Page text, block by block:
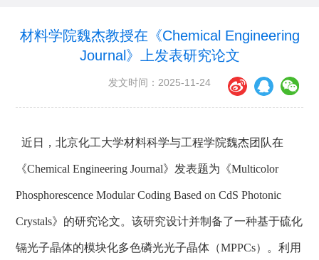
材料学院魏杰教授在《Chemical Engineering
Journal》上发表研究论文
发文时间：2025-11-24
近日，北京化工大学材料科学与工程学院魏杰团队在
《Chemical Engineering Journal》 发表题为 《Multicolor
Phosphorescence Modular Coding Based on CdS Photonic
Crystals》 的研究论文。该研究设计并制备了一种基于硫化
镉光子晶体的模块化多色磷光光子晶体（MPPCs）。利用